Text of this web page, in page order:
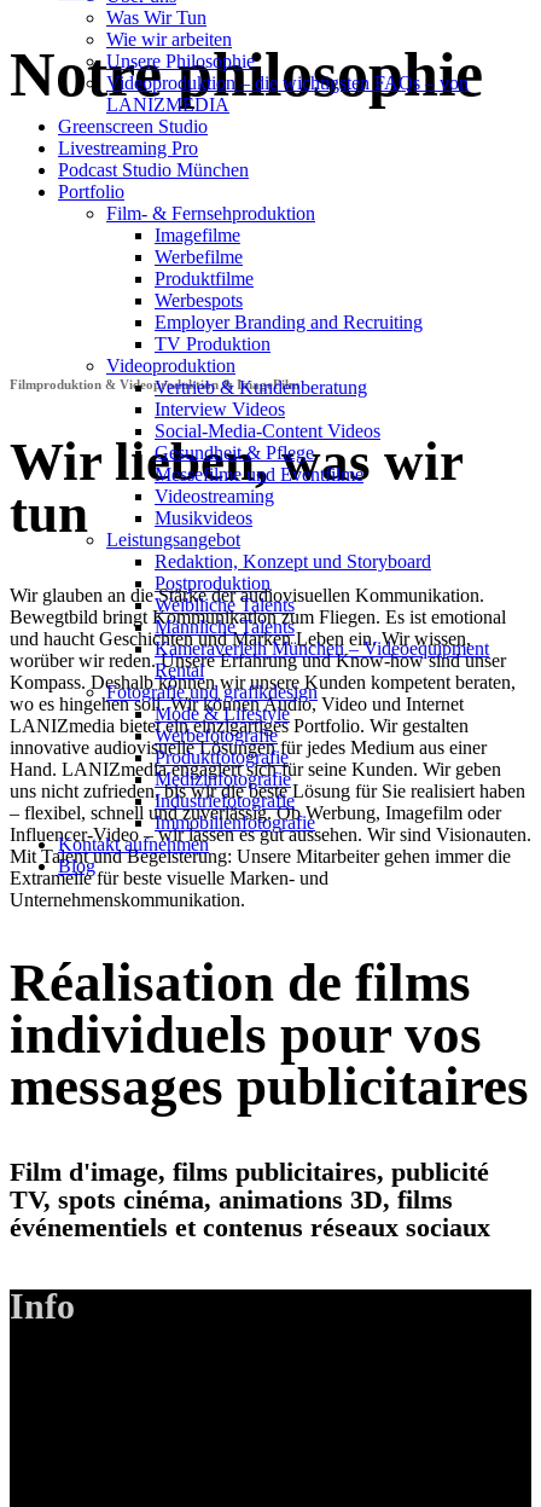
Was Wir Tun
Wie wir arbeiten
Unsere Philosophie
Videoproduktion – die wichtigsten FAQs – von
LANIZMEDIA
Greenscreen Studio
Livestreaming Pro
Podcast Studio München
Portfolio
Film- & Fernsehproduktion
Imagefilme
Werbefilme
Produktfilme
Werbespots
Employer Branding and Recruiting
TV Produktion
Videoproduktion
Vertrieb & Kundenberatung
Interview Videos
Social-Media-Content Videos
Gesundheit & Pflege
Mes­se­filme und Eventfilme
Video­strea­ming
Musikvideos
Leis­tungs­an­ge­bot
Redak­ti­on, Kon­zept und Storyboard
Post­pro­duk­ti­on
Weiblliche Talents
Männliche Talents
Kameraverleih München – Videoequipment
Rental
Fotografie und grafikdesign
Mode & Lifestyle
Werbefotografie
Produktfotografie
Medizinfotografie
Industriefotografie
Immobilienfotografie
Kontakt aufnehmen
Blog
Notre philosophie
Filmproduktion & Videoproduktion & ImageFilm
Wir lieben, was wir
tun
Wir glauben an die Stärke der audiovisuellen Kommunikation.
Bewegtbild bringt Kommunikation zum Fliegen. Es ist emotional
und haucht Geschichten und Marken Leben ein. Wir wissen,
worüber wir reden. Unsere Erfahrung und Know-how sind unser
Kompass. Deshalb können wir unsere Kunden kompetent beraten,
wo es hingehen soll. Wir können Audio, Video und Internet
LANIZmedia bietet ein einzigartiges Portfolio. Wir gestalten
innovative audiovisuelle Lösungen für jedes Medium aus einer
Hand. LANIZmedia engagiert sich für seine Kunden. Wir geben
uns nicht zufrieden, bis wir die beste Lösung für Sie realisiert haben
– flexibel, schnell und zuverlässig. Ob Werbung, Imagefilm oder
Influencer-Video – wir lassen es gut aussehen. Wir sind Visionauten.
Mit Talent und Begeisterung: Unsere Mitarbeiter gehen immer die
Extrameile für beste visuelle Marken- und
Unternehmenskommunikation.
Réalisation de films
individuels pour vos
messages publicitaires
Film d'image, films publicitaires, publicité
TV, spots cinéma, animations 3D, films
événementiels et contenus réseaux sociaux
Info